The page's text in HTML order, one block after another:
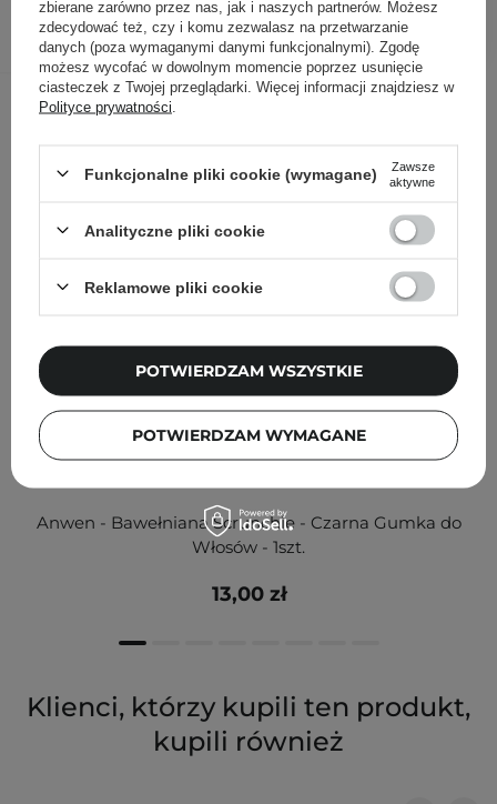
DODAJ DO KOSZYKA
Inni klienci sprawdzali również
Anwen - Bawełniana Scrunchie - Czarna Gumka do
Włosów - 1szt.
13,00 zł
Klienci, którzy kupili ten produkt,
kupili również
zbierane zarówno przez nas, jak i naszych partnerów. Możesz
zdecydować też, czy i komu zezwalasz na przetwarzanie
danych (poza wymaganymi danymi funkcjonalnymi). Zgodę
możesz wycofać w dowolnym momencie poprzez usunięcie
ciasteczek z Twojej przeglądarki. Więcej informacji znajdziesz w
Polityce prywatności
Funkcjonalne pliki cookie (wymagane)
Zawsze
aktywne
Analityczne pliki cookie
Reklamowe pliki cookie
POTWIERDZAM WYMAGANE
POTWIERDZAM WSZYSTKIE